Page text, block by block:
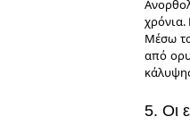
χρόνια.
Μέσω
από
5. Οι